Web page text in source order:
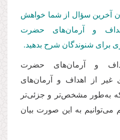
آخرین سؤال از شما خواهش
و آرمان‌های حضرت
برای شنوندگان شرح بدهید.
و آرمان‌های حضرت
غیر از اهداف و آرمان‌های
به‌طور مشخص‌تر و جزئی‌تر
می‌توانیم به این صورت بیان